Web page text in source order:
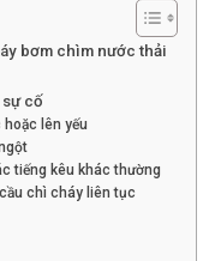
bơm chìm nước thải
cố
lên yếu
tiếng kêu khác thường
chì cháy liên tục